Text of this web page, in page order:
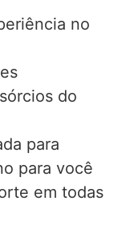
no
do
para
para você
em todas